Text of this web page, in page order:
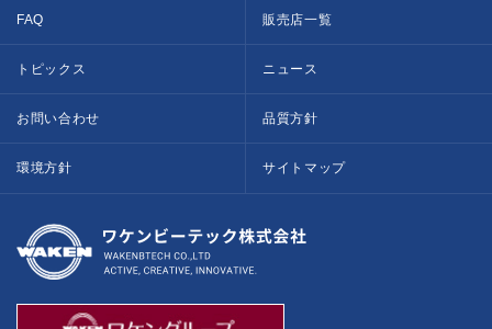
FAQ 販売店一覧
トピックス ニュース
お問い合わせ 品質方針
環境方針 サイトマップ